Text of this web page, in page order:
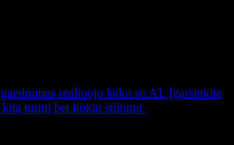
realiuoju laiku su AI. Įgarsinkite
kitą turinį bet kokiu stiliumi.